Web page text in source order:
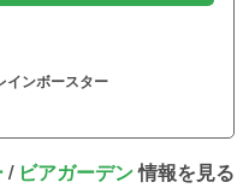
インボースター
/ ビアガーデン情報を見る